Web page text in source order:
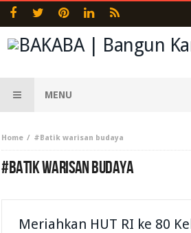
MENU
Home #Batik warisan budaya
#BATIK WARISAN BUDAYA
Meriahkan HUT RI ke 80